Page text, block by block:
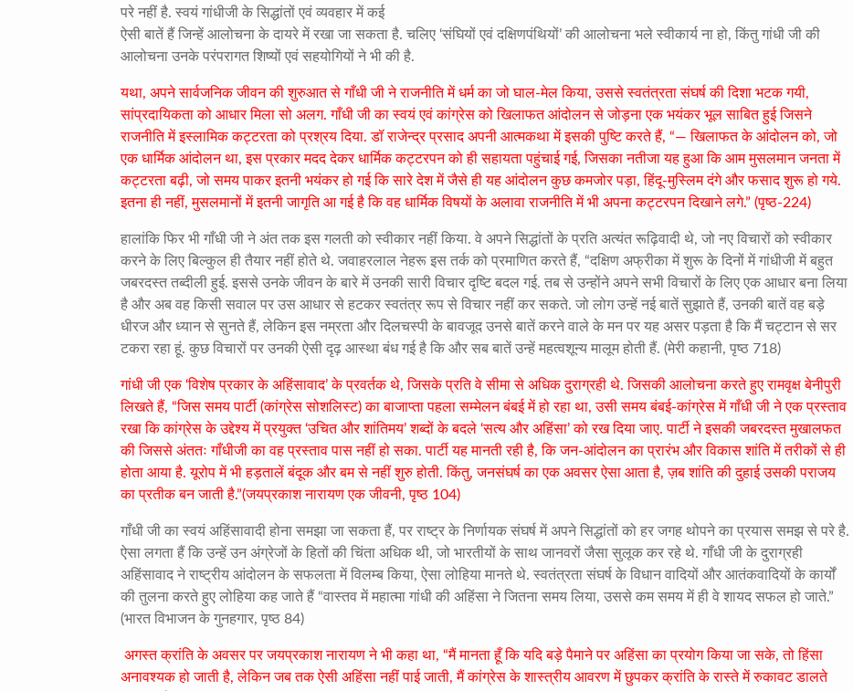
परे नहीं है. स्वयं गांधीजी के सिद्धांतों एवं व्यवहार में कई
ऐसी बातें हैं जिन्हें आलोचना के दायरे में रखा जा सकता है. चलिए ‘संघियों एवं दक्षिणपंथियों’ की आलोचना भले स्वीकार्य ना हो, किंतु गांधी जी की
आलोचना उनके परंपरागत शिष्यों एवं सहयोगियों ने भी की है.
यथा, अपने सार्वजनिक जीवन की शुरुआत से गाँधी जी ने राजनीति में धर्म का जो घाल-मेल किया, उससे स्वतंत्रता संघर्ष की दिशा भटक गयी,
सांप्रदायिकता को आधार मिला सो अलग. गाँधी जी का स्वयं एवं कांग्रेस को खिलाफत आंदोलन से जोड़ना एक भयंकर भूल साबित हुई जिसने
राजनीति में इस्लामिक कट्टरता को प्रश्रय दिया. डॉ राजेन्द्र प्रसाद अपनी आत्मकथा में इसकी पुष्टि करते हैं, “— खिलाफत के आंदोलन को, जो
एक धार्मिक आंदोलन था, इस प्रकार मदद देकर धार्मिक कट्टरपन को ही सहायता पहुंचाई गई, जिसका नतीजा यह हुआ कि आम मुसलमान जनता में
कट्टरता बढ़ी, जो समय पाकर इतनी भयंकर हो गई कि सारे देश में जैसे ही यह आंदोलन कुछ कमजोर पड़ा, हिंदू-मुस्लिम दंगे और फसाद शुरू हो गये.
इतना ही नहीं, मुसलमानों में इतनी जागृति आ गई है कि वह धार्मिक विषयों के अलावा राजनीति में भी अपना कट्टरपन दिखाने लगे.” (पृष्ठ-224)
हालांकि फिर भी गाँधी जी ने अंत तक इस गलती को स्वीकार नहीं किया. वे अपने सिद्धांतों के प्रति अत्यंत रूढ़िवादी थे, जो नए विचारों को स्वीकार
करने के लिए बिल्कुल ही तैयार नहीं होते थे. जवाहरलाल नेहरू इस तर्क को प्रमाणित करते हैं, “दक्षिण अफ्रीका में शुरू के दिनों में गांधीजी में बहुत
जबरदस्त तब्दीली हुई. इससे उनके जीवन के बारे में उनकी सारी विचार दृष्टि बदल गई. तब से उन्होंने अपने सभी विचारों के लिए एक आधार बना लिया
है और अब वह किसी सवाल पर उस आधार से हटकर स्वतंत्र रूप से विचार नहीं कर सकते. जो लोग उन्हें नई बातें सुझाते हैं, उनकी बातें वह बड़े
धीरज और ध्यान से सुनते हैं, लेकिन इस नम्रता और दिलचस्पी के बावजूद उनसे बातें करने वाले के मन पर यह असर पड़ता है कि मैं चट्टान से सर
टकरा रहा हूं. कुछ विचारों पर उनकी ऐसी दृढ़ आस्था बंध गई है कि और सब बातें उन्हें महत्वशून्य मालूम होती हैं. (मेरी कहानी, पृष्ठ 718)
गांधी जी एक ‘विशेष प्रकार के अहिंसावाद’ के प्रवर्तक थे, जिसके प्रति वे सीमा से अधिक दुराग्रही थे. जिसकी आलोचना करते हुए रामवृक्ष बेनीपुरी
लिखते हैं, “जिस समय पार्टी (कांग्रेस सोशलिस्ट) का बाजाप्ता पहला सम्मेलन बंबई में हो रहा था, उसी समय बंबई-कांग्रेस में गाँधी जी ने एक प्रस्ताव
रखा कि कांग्रेस के उद्देश्य में प्रयुक्त ‘उचित और शांतिमय’ शब्दों के बदले ‘सत्य और अहिंसा’ को रख दिया जाए. पार्टी ने इसकी जबरदस्त मुखालफत
की जिससे अंततः गाँधीजी का वह प्रस्ताव पास नहीं हो सका. पार्टी यह मानती रही है, कि जन-आंदोलन का प्रारंभ और विकास शांति में तरीकों से ही
होता आया है. यूरोप में भी हड़तालें बंदूक और बम से नहीं शुरु होती. किंतु, जनसंघर्ष का एक अवसर ऐसा आता है, ज़ब शांति की दुहाई उसकी पराजय
का प्रतीक बन जाती है.”(जयप्रकाश नारायण एक जीवनी, पृष्ठ 104)
गाँधी जी का स्वयं अहिंसावादी होना समझा जा सकता हैं, पर राष्ट्र के निर्णायक संघर्ष में अपने सिद्धांतों को हर जगह थोपने का प्रयास समझ से परे है.
ऐसा लगता हैं कि उन्हें उन अंग्रेजों के हितों की चिंता अधिक थी, जो भारतीयों के साथ जानवरों जैसा सुलूक कर रहे थे. गाँधी जी के दुराग्रही
अहिंसावाद ने राष्ट्रीय आंदोलन के सफलता में विलम्ब किया, ऐसा लोहिया मानते थे. स्वतंत्रता संघर्ष के विधान वादियों और आतंकवादियों के कार्यों
की तुलना करते हुए लोहिया कह जाते हैं “वास्तव में महात्मा गांधी की अहिंसा ने जितना समय लिया, उससे कम समय में ही वे शायद सफल हो जाते.”
(भारत विभाजन के गुनहगार, पृष्ठ 84)
अगस्त क्रांति के अवसर पर जयप्रकाश नारायण ने भी कहा था, “मैं मानता हूँ कि यदि बड़े पैमाने पर अहिंसा का प्रयोग किया जा सके, तो हिंसा
अनावश्यक हो जाती है, लेकिन जब तक ऐसी अहिंसा नहीं पाई जाती, मैं कांग्रेस के शास्त्रीय आवरण में छुपकर क्रांति के रास्ते में रुकावट डालते